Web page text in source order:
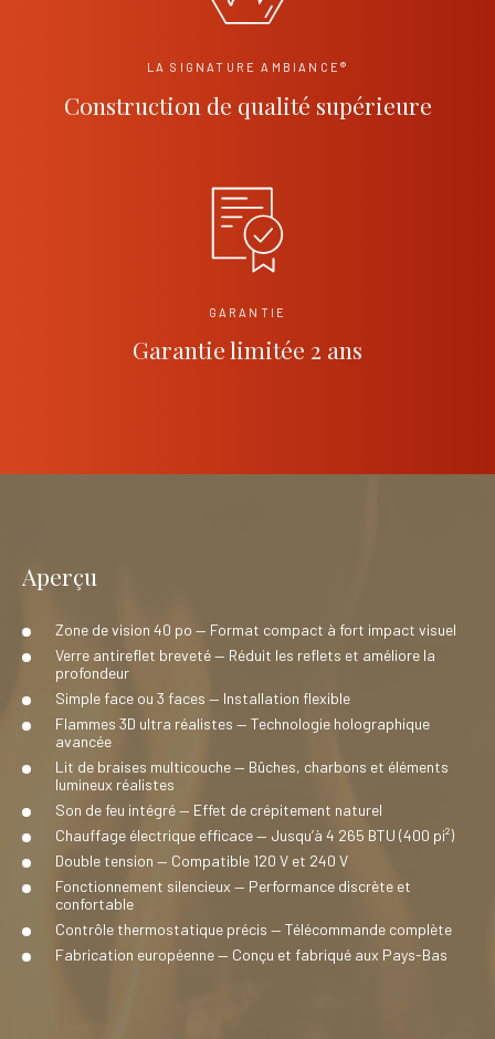
LA SIGNATURE AMBIANCE®
Construction de qualité supérieure
GARANTIE
Garantie limitée 2 ans
Aperçu
Zone de vision 40 po — Format compact à fort impact visuel
Verre antireflet breveté — Réduit les reflets et améliore la
profondeur
Simple face ou 3 faces — Installation flexible
Flammes 3D ultra réalistes — Technologie holographique
avancée
Lit de braises multicouche — Bûches, charbons et éléments
lumineux réalistes
Son de feu intégré — Effet de crépitement naturel
Chauffage électrique efficace — Jusqu’à 4 265 BTU (400 pi²)
Double tension — Compatible 120 V et 240 V
Fonctionnement silencieux — Performance discrète et
confortable
Contrôle thermostatique précis — Télécommande complète
Fabrication européenne — Conçu et fabriqué aux Pays-Bas